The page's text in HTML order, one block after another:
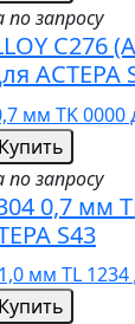
по запросу
C276
АСТЕРА
Купить
по запросу
0,7 мм
S43
Купить